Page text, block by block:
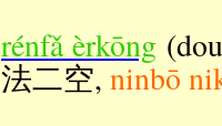
rénfǎ èrkōng
法二空, ninbō